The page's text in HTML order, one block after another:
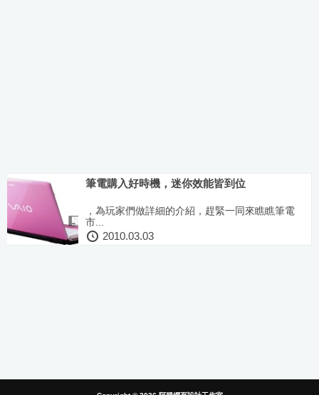
筆電購入好時機，迷你效能皆到位
，為玩家們做詳細的介紹，趕緊一同來瞧瞧筆電
市...
2010.03.03